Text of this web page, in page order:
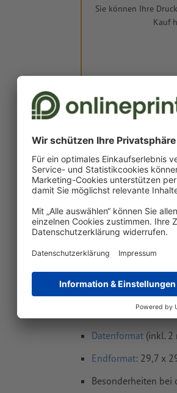
Sie können Ihre
Kauf
Jetzt
Lieferung ca.:
Gewicht: ca.1.77 kg
Quadrat,
Datenformat (inkl. 2
Endformat: 29,7 x
Besonderheiten bei